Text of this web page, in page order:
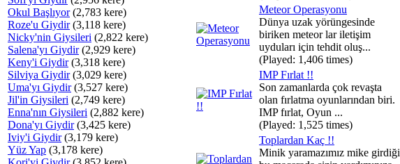
Okul Başlıyor(2,783 kere)
Roze'u Giydir(3,118 kere)
Nicky'nin Giysileri (2,822 kere)
Salena'yı Giydir(2,929 kere)
Keny'i Giydir(3,318 kere)
Silviya Giydir(3,029 kere)
Uma'yı Giydir(3,527 kere)
Jil'in Giysileri (2,749 kere)
Enna'nın Giysileri (2,882 kere)
Dona'yı Giydir(3,425 kere)
Iviy'i Giydir(3,179 kere)
Yüz Yap (3,178 kere)
Meteor Operasyonu
Dünya uzak yörüngesinde
biriken meteor lar iletişim
uyduları için tehdit oluş...
(Played: 1,406 times)
IMP Fırlat !!
Son zamanlarda çok revaşta
olan fırlatma oyunlarından biri.
IMP fırlat, Oyun ...
(Played: 1,525 times)
Toplardan Kaç !!
Minik yaramazımız mike girdiği